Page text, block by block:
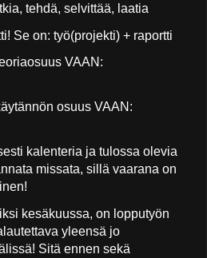
tehdä, selvittää, laatia
Se on: työ(projekti) + raportti
VAAN:
osuus VAAN:
kalenteria ja tulossa olevia
missata, sillä vaarana on
kesäkuussa, on lopputyön
yleensä jo
Sitä ennen sekä